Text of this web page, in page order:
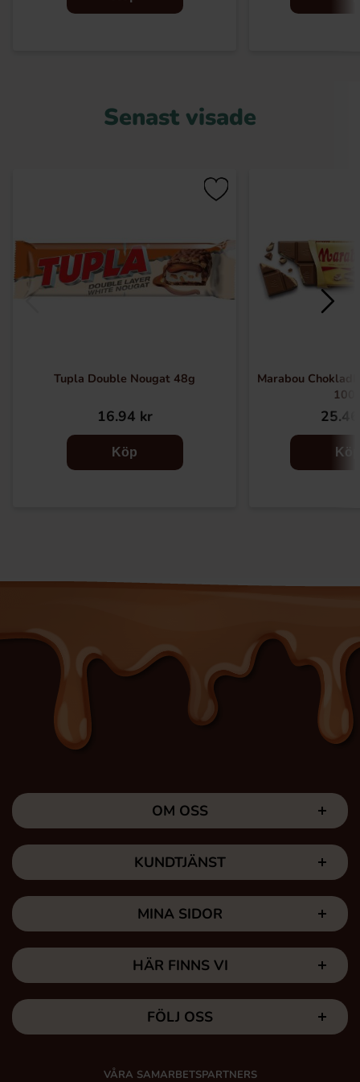
Senast visade
Tupla Double Nougat 48g
16.94 kr
Köp
Marabou
Köp
OM OSS
KUNDTJÄNST
MINA SIDOR
HÄR FINNS VI
FÖLJ OSS
VÅRA SAMARBETSPARTNERS